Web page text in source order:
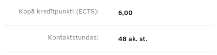
Kopā kredītpunkti (ECTS): 6,00
Kontaktstundas: 48 ak. st.